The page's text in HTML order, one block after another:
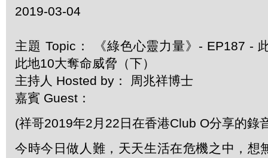
2019-03-04
主題 Topic： 《綠色心靈力量》- EP187 -
此地10大奪命威脅（下）
主持人 Hosted by： 周兆祥博士
嘉賓 Guest：
(祥哥2019年2月22日在香港Club O分享的錄
今時今日做人難，天天生活在危機之中，想